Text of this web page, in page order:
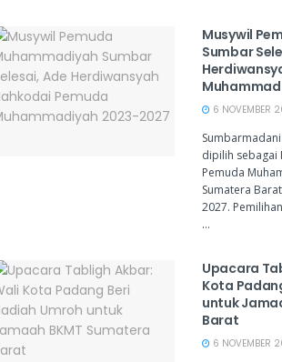
Musywil
Sumbar
6 NOVEMBER
dipilih sebagai
Pemuda
Sumatera
2027.
...
Upacara
Kota
untuk
Barat
6 NOVEMBER